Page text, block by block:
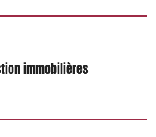
immobilières